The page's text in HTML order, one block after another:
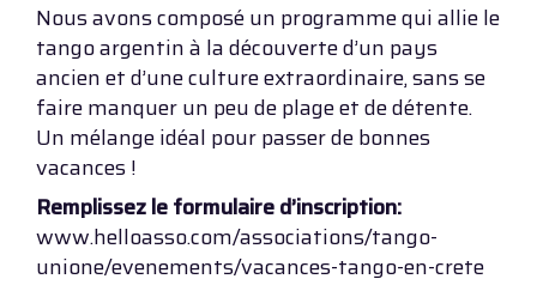
Nous avons composé un programme qui allie le
tango argentin à la découverte d’un pays
ancien et d’une culture extraordinaire, sans se
faire manquer un peu de plage et de détente.
Un mélange idéal pour passer de bonnes
vacances !
Remplissez le formulaire d’inscription:
www.helloasso.com/associations/tango-
unione/evenements/vacances-tango-en-crete